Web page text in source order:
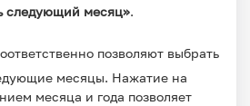
следующий месяц».
позволяют выбрать
месяцы. Нажатие на
месяца и года позволяет